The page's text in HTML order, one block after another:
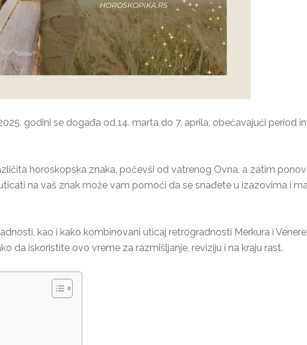
godini se događa od 14. marta do 7. aprila, obećavajući period
horoskopska znaka, počevši od vatrenog Ovna, a zatim
na vaš znak može vam pomoći da se snađete u izazovima i
kao i kako kombinovani uticaj retrogradnosti Merkura i
da iskoristite ovo vreme za razmišljanje, reviziju i na kraju rast.